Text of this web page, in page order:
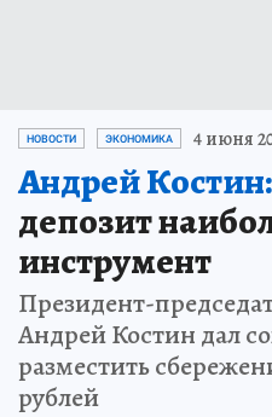
НОВОСТИ ЭКОНОМИКА 4 июня
Андрей Костин:
депозит
инструмент
Президент-
Андрей Костин дал
разместить
рублей